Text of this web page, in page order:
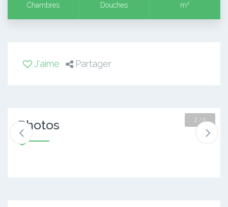
Chambres Douches m²
J'aime Partager
Photos 2 / 6